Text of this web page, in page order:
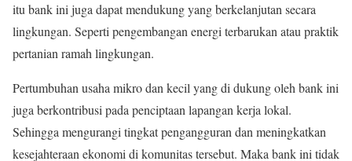
itu bank ini juga dapat mendukung yang berkelanjutan secara
lingkungan. Seperti pengembangan energi terbarukan atau praktik
pertanian ramah lingkungan.
Pertumbuhan usaha mikro dan kecil yang di dukung oleh bank ini
juga berkontribusi pada penciptaan lapangan kerja lokal.
Sehingga mengurangi tingkat pengangguran dan meningkatkan
kesejahteraan ekonomi di komunitas tersebut. Maka bank ini tidak